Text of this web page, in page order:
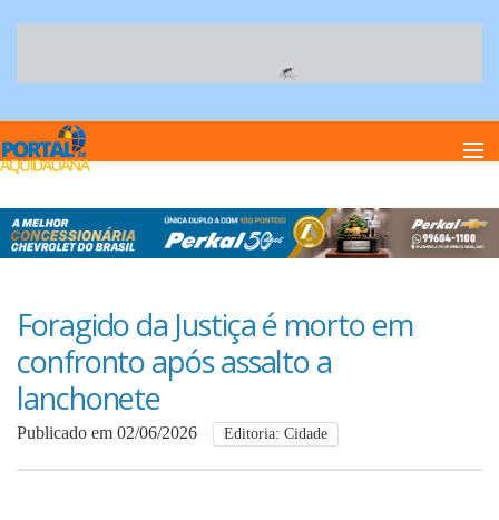
Home
Anuncie
Anuncie
Foragido da Justiça é morto em
confronto após assalto a
lanchonete
Publicado em 02/06/2026 Editoria: Cidade